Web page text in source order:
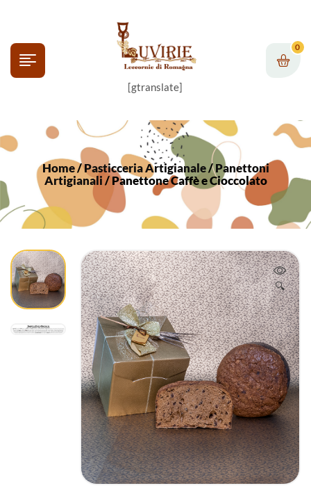
[gtranslate]
0
Home/Pasticceria Artigianale/Panettoni
Artigianali/ Panettone Caffè e Cioccolato
🔍